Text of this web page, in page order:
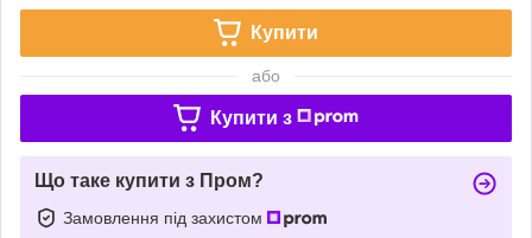
Купити
або
Купити з
Що таке купити з Пром?
Замовлення під захистом